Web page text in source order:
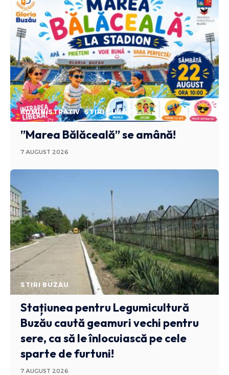
ADMINISTRATIV STIRI BUZAU
”Marea Bălăceală” se amână!
7 AUGUST 2026
STIRI BUZAU
Stațiunea pentru Legumicultură
Buzău caută geamuri vechi pentru
sere, ca să le înlocuiască pe cele
sparte de furtuni!
7 AUGUST 2026